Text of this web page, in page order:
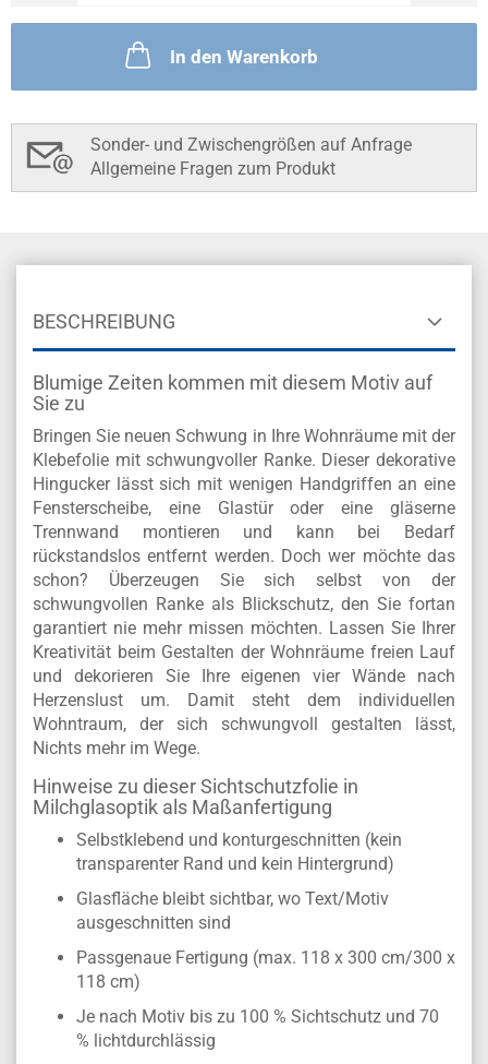
In den Warenkorb
Sonder- und Zwischengrößen auf Anfrage
Allgemeine Fragen zum Produkt
BESCHREIBUNG
Blumige Zeiten kommen mit diesem Motiv auf
Sie zu
Bringen Sie neuen Schwung in Ihre Wohnräume mit der
Klebefolie mit schwungvoller Ranke. Dieser dekorative
Hingucker lässt sich mit wenigen Handgriffen an eine
Fensterscheibe, eine Glastür oder eine gläserne
Trennwand montieren und kann bei Bedarf
rückstandslos entfernt werden. Doch wer möchte das
schon? Überzeugen Sie sich selbst von der
schwungvollen Ranke als Blickschutz, den Sie fortan
garantiert nie mehr missen möchten. Lassen Sie Ihrer
Kreativität beim Gestalten der Wohnräume freien Lauf
und dekorieren Sie Ihre eigenen vier Wände nach
Herzenslust um. Damit steht dem individuellen
Wohntraum, der sich schwungvoll gestalten lässt,
Nichts mehr im Wege.
Hinweise zu dieser Sichtschutzfolie in
Milchglasoptik als Maßanfertigung
Selbstklebend und konturgeschnitten (kein
transparenter Rand und kein Hintergrund)
Glasfläche bleibt sichtbar, wo Text/Motiv
ausgeschnitten sind
Passgenaue Fertigung (max. 118 x 300 cm/300 x
118 cm)
Je nach Motiv bis zu 100 % Sichtschutz und 70
% lichtdurchlässig